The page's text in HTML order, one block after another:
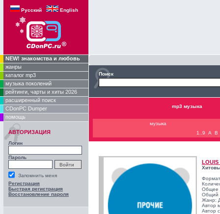
Русский English
NEW! знакомства и любовь
жанры
каталог mp3
музыка поколений
рейтинги, чарты и хиты 2026
расширенный поиск
CDonPC Dumper
помощь
АВТОРИЗАЦИЯ
Логин
Пароль
Запомнить меня
Регистрация
Быстрая регистрация
Восстановление пароля
Поиск
mp3 музыка
музыка
1..9
A B
LOUIS
Общее
Общий
Жанр:
Автор
Автор